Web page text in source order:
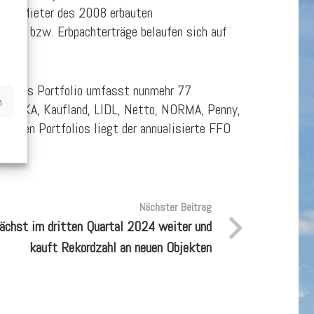
Mieter des 2008 erbauten
bzw. Erbpachterträge belaufen sich auf
Das Portfolio umfasst nunmehr 77
Kaufland, LIDL, Netto, NORMA, Penny,
Portfolios liegt der annualisierte FFO
Nächster Beitrag
im dritten Quartal 2024 weiter und
kauft Rekordzahl an neuen Objekten